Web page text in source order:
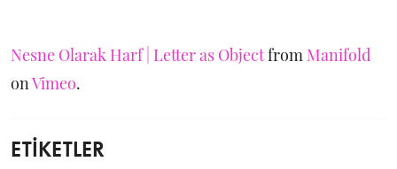
Nesne Olarak Harf | Letter as Objectfrom Manifold
onVimeo.
ETİKETLER